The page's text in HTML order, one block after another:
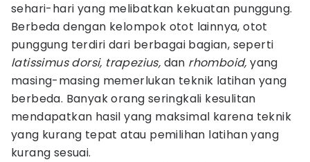
sehari-hari yang melibatkan kekuatan punggung.
Berbeda dengan kelompok otot lainnya, otot
punggung terdiri dari berbagai bagian, seperti
latissimus dorsi, trapezius, dan rhomboid, yang
masing-masing memerlukan teknik latihan yang
berbeda. Banyak orang seringkali kesulitan
mendapatkan hasil yang maksimal karena teknik
yang kurang tepat atau pemilihan latihan yang
kurang sesuai.